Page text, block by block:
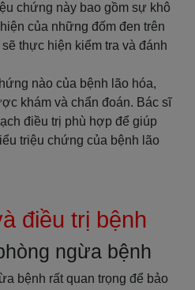
chứng này bao gồm sự khô
của những đốm đen trên
thực hiện kiểm tra và đánh
nào của bệnh lão hóa,
khám và chẩn đoán. Bác sĩ
điều trị phù hợp để giúp
triệu chứng của bệnh lão
điều trị bệnh
ngừa bệnh
bệnh rất quan trọng để bảo